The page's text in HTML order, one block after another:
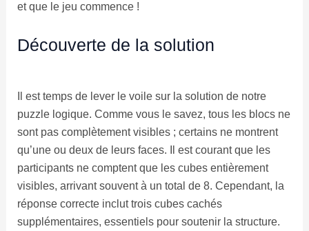
et que le jeu commence !
Découverte de la solution
Il est temps de lever le voile sur la solution de notre
puzzle logique. Comme vous le savez, tous les blocs ne
sont pas complètement visibles ; certains ne montrent
qu’une ou deux de leurs faces. Il est courant que les
participants ne comptent que les cubes entièrement
visibles, arrivant souvent à un total de 8. Cependant, la
réponse correcte inclut trois cubes cachés
supplémentaires, essentiels pour soutenir la structure.